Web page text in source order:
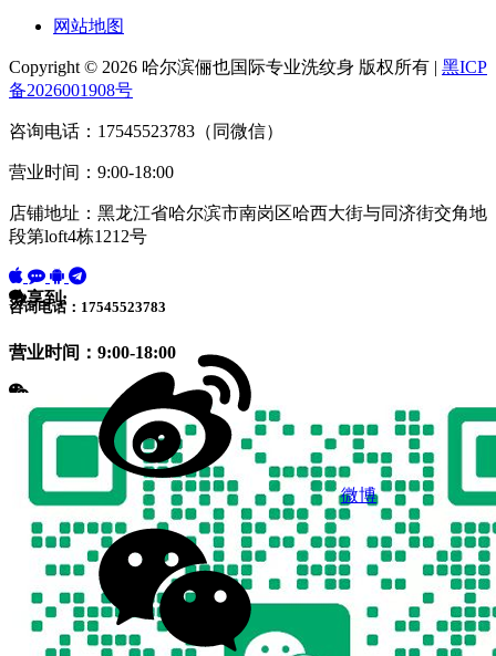
网站地图
Copyright © 2026 哈尔滨俪也国际专业洗纹身 版权所有 | 黑ICP
备2026001908号
咨询电话：17545523783（同微信）
营业时间：9:00-18:00
店铺地址：黑龙江省哈尔滨市南岗区哈西大街与同济街交角地
段第loft4栋1212号
咨询电话：17545523783
营业时间：9:00-18:00
分享到:
微博